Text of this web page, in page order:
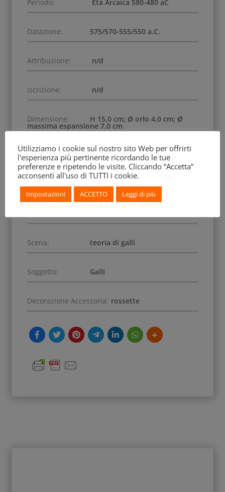
Periodo: Età Arcaica 580-480 aC
Datazione: 575/570-555/550 a.C.
Attribuzione: n/d
Iscrizione: n/d
Dimensione: H 15,0 cm; Ø orlo 4,0 cm; Ø
massima espansione 7,0 cm
Numero Inventario: ГР-1853
Data di Acquisizione: 1834
Scena: teoria di galli
Soggetto: Galli
Decorazione Accessoria: rossette
Utilizziamo i cookie sul nostro sito Web per offrirti
l'esperienza più pertinente ricordando le tue
preferenze e ripetendo le visite. Cliccando “Accetta”
acconsenti all'uso di TUTTI i cookie.
Impostazioni ACCETTO Leggi di più